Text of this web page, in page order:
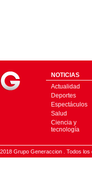
NOTICIAS
Actualidad
Deportes
Espectáculos
Salud
Ciencia y
tecnología
2018 Grupo Generaccion . Todos